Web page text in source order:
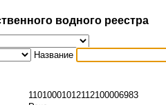
водного реестра
Название
11010001012112100006983